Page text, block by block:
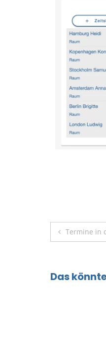
Termine in
Das